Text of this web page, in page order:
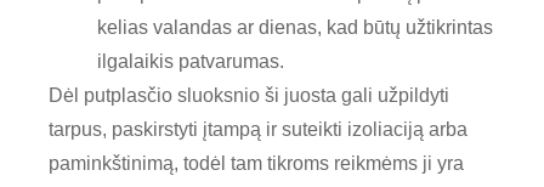
kelias valandas ar dienas, kad būtų užtikrintas
ilgalaikis patvarumas.
Dėl putplasčio sluoksnio ši juosta gali užpildyti
tarpus, paskirstyti įtampą ir suteikti izoliaciją arba
paminkštinimą, todėl tam tikroms reikmėms ji yra